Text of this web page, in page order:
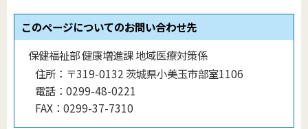
このページについてのお問い合わせ先
保健福祉部 健康増進課 地域医療対策係
住所： 〒319-0132 茨城県小美玉市部室1106
電話： 0299-48-0221
FAX： 0299-37-7310